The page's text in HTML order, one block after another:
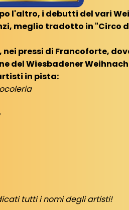
l'altro, i debutti del vari
meglio tradotto in "Circo
pressi di Francoforte,
del Wiesbadener
in pista:
tutti i nomi degli artisti!